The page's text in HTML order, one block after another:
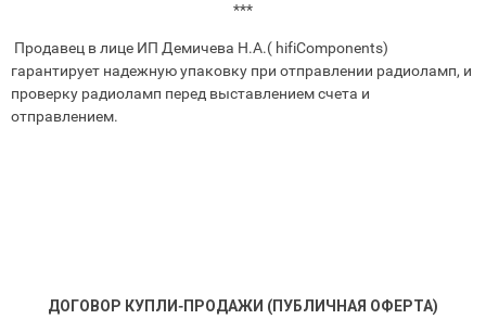
***
Продавец в лице ИП Демичева Н.А.( hifiComponents)
гарантирует надежную упаковку при отправлении радиоламп, и
проверку радиоламп перед выставлением счета и
отправлением.
ДОГОВОР КУПЛИ‑ПРОДАЖИ (ПУБЛИЧНАЯ ОФЕРТА)